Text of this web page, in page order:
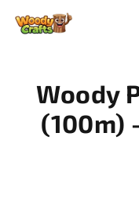
Woody
(100m)